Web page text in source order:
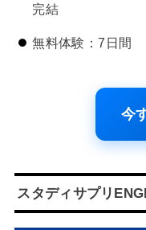
完結
無料体験：7日間
今
スタディサプリ